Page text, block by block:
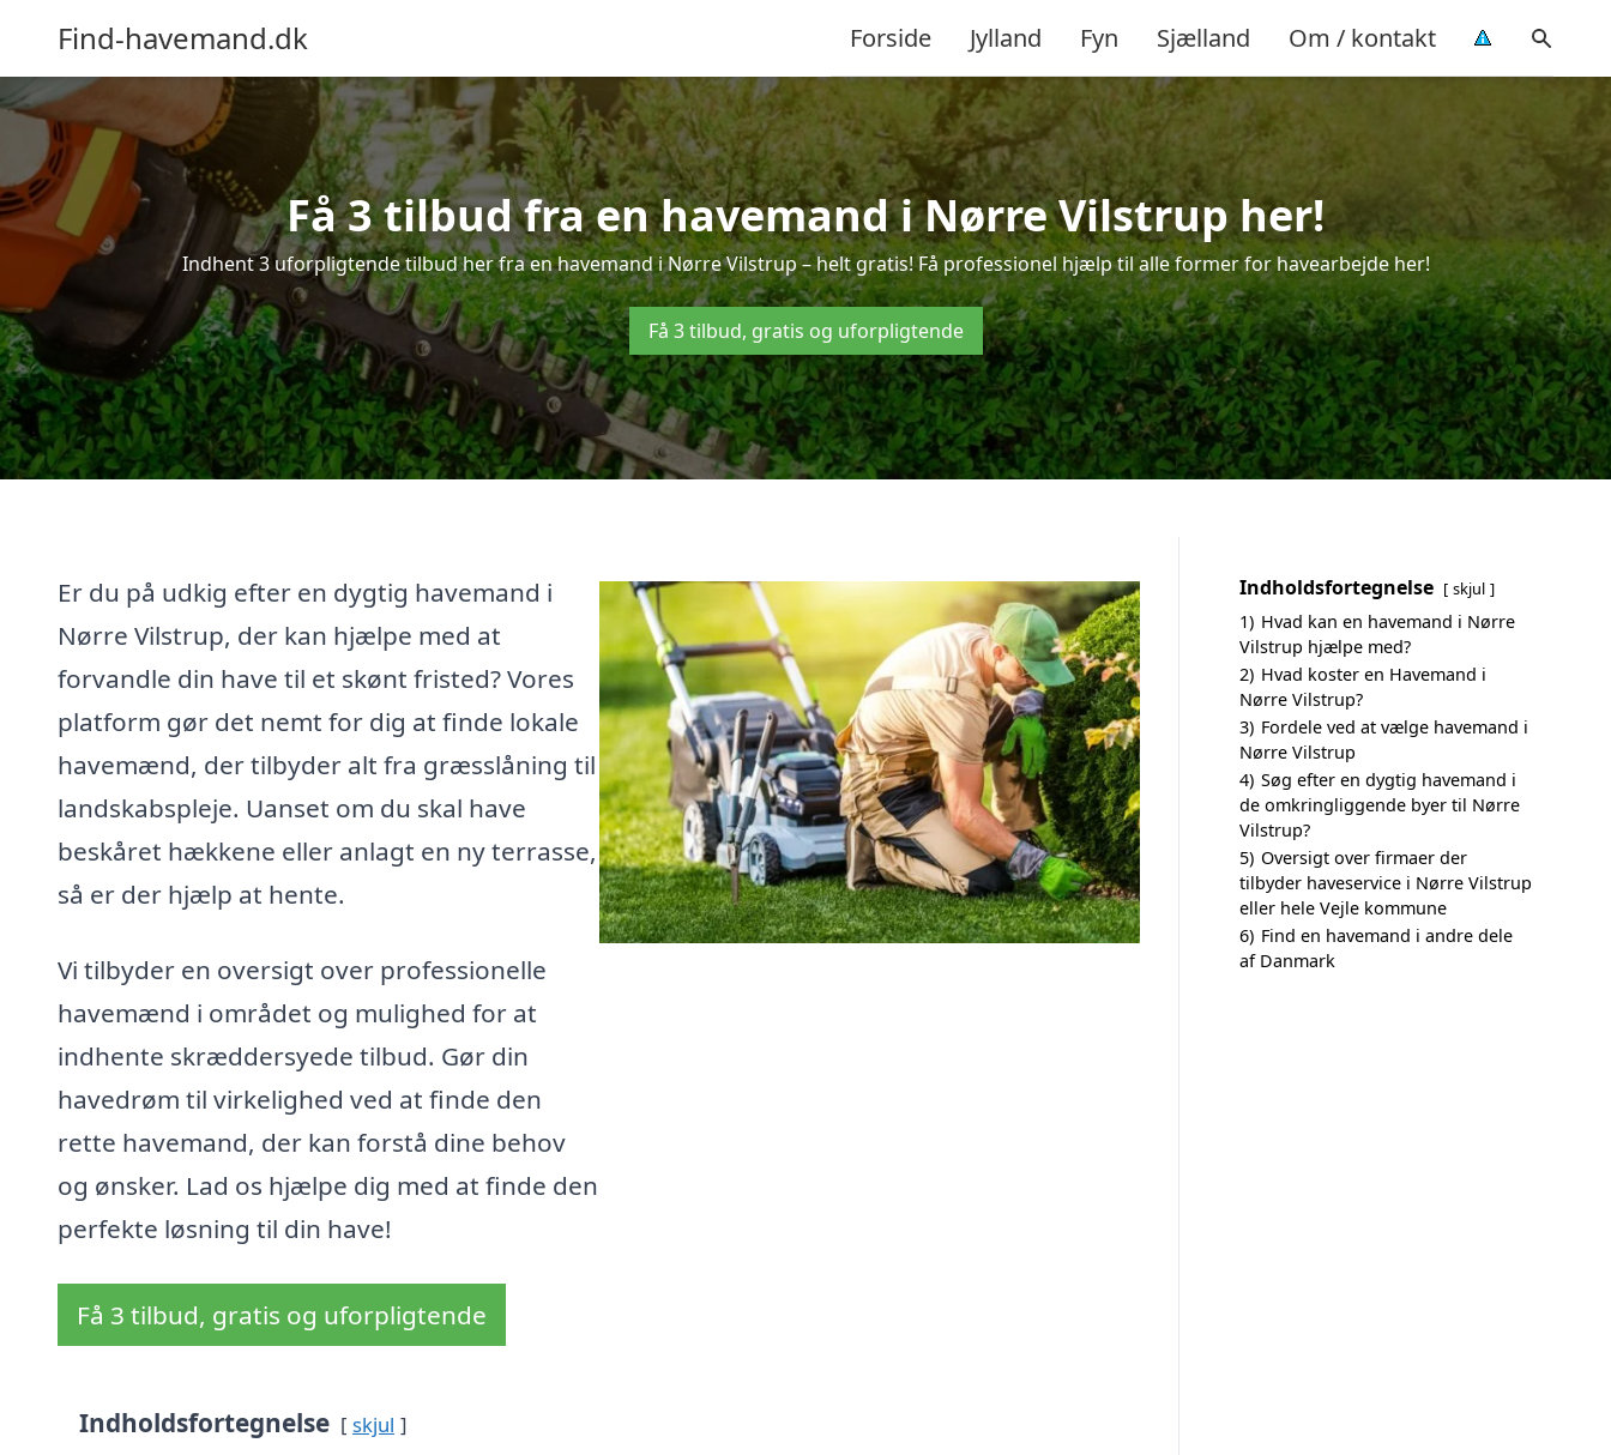
Find-havemand.dk Forside Jylland Fyn Sjælland Om / kontakt
Få 3 tilbud fra en havemand i Nørre Vilstrup her!
Indhent 3 uforpligtende tilbud her fra en havemand i Nørre Vilstrup – helt gratis! Få professionel hjælp til alle former for havearbejde her!
Få 3 tilbud, gratis og uforpligtende
Er du på udkig efter en dygtig havemand i
Nørre Vilstrup, der kan hjælpe med at
forvandle din have til et skønt fristed? Vores
platform gør det nemt for dig at finde lokale
havemænd, der tilbyder alt fra græsslåning til
landskabspleje. Uanset om du skal have
beskåret hækkene eller anlagt en ny terrasse,
så er der hjælp at hente.
Vi tilbyder en oversigt over professionelle
havemænd i området og mulighed for at
indhente skræddersyede tilbud. Gør din
havedrøm til virkelighed ved at finde den
rette havemand, der kan forstå dine behov
og ønsker. Lad os hjælpe dig med at finde den
perfekte løsning til din have!
Få 3 tilbud, gratis og uforpligtende
Indholdsfortegnelse skjul
Indholdsfortegnelse skjul
1) Hvad kan en havemand i Nørre
Vilstrup hjælpe med?
2) Hvad koster en Havemand i
Nørre Vilstrup?
3) Fordele ved at vælge havemand i
Nørre Vilstrup
4) Søg efter en dygtig havemand i
de omkringliggende byer til Nørre
Vilstrup?
5) Oversigt over firmaer der
tilbyder haveservice i Nørre Vilstrup
eller hele Vejle kommune
6) Find en havemand i andre dele
af Danmark